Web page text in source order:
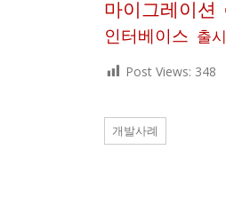
마이그레이션
인터베이스 출시
Post Views: 348
개발사례